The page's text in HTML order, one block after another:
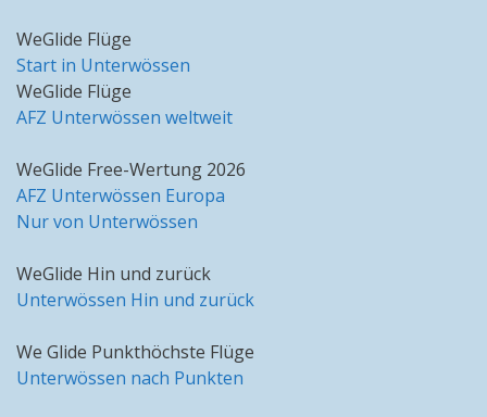
WeGlide Flüge
Start in Unterwössen
WeGlide Flüge
AFZ Unterwössen weltweit
WeGlide Free-Wertung 2026
AFZ Unterwössen Europa
Nur von Unterwössen
WeGlide Hin und zurück
Unterwössen Hin und zurück
We Glide Punkthöchste Flüge
Unterwössen nach Punkten